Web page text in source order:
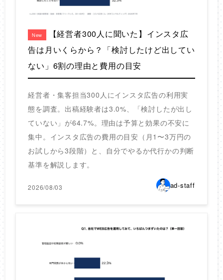
New
【経営者300人に聞いた】インスタ広
告は月いくらから？「検討したけど出してい
ない」6割の理由と費用の目安
経営者・集客担当300人にインスタ広告の利用実
態を調査。出稿経験者は3.0%、「検討したが出し
ていない」が64.7%。理由は予算と効果の不安に
集中。インスタ広告の費用の目安（月1〜3万円の
お試しから3段階）と、自分でやるか代行かの判断
基準を解説します。
2026/08/03 ad-staff